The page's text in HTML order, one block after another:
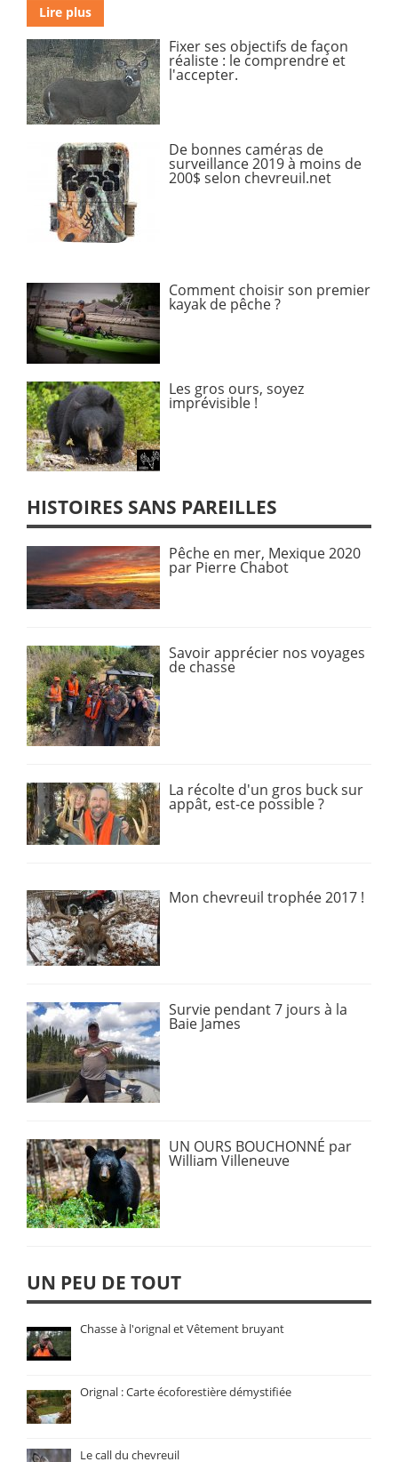
Lire plus
Fixer ses objectifs de façon
réaliste : le comprendre et
l'accepter.
De bonnes caméras de
surveillance 2019 à moins de
200$ selon chevreuil.net
Comment choisir son premier
kayak de pêche ?
Les gros ours, soyez
imprévisible !
HISTOIRES SANS PAREILLES
Pêche en mer, Mexique 2020
par Pierre Chabot
Savoir apprécier nos voyages
de chasse
La récolte d'un gros buck sur
appât, est-ce possible ?
Mon chevreuil trophée 2017 !
Survie pendant 7 jours à la
Baie James
UN OURS BOUCHONNÉ par
William Villeneuve
UN PEU DE TOUT
Chasse à l'orignal et Vêtement bruyant
Orignal : Carte écoforestière démystifiée
Le call du chevreuil